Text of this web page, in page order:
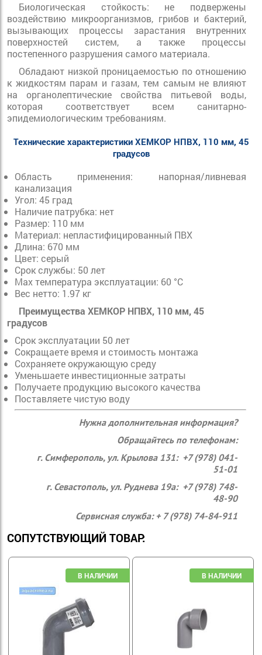
Биологическая стойкость: не подвержены
воздействию микроорганизмов, грибов и бактерий,
вызывающих процессы зарастания внутренних
поверхностей систем, а также процессы
постепенного разрушения самого материала.
Обладают низкой проницаемостью по отношению
к жидкостям парам и газам, тем самым не влияют
на органолептические свойства питьевой воды,
которая соответствует всем санитарно-
эпидемиологическим требованиям.
Технические характеристики ХЕМКОР НПВХ, 110 мм, 45
градусов
Область применения: напорная/ливневая
канализация
Угол: 45 град
Наличие патрубка: нет
Размер: 110 мм
Материал: непластифицированный ПВХ
Длина: 670 мм
Цвет: серый
Срок службы: 50 лет
Max температура эксплуатации: 60 °С
Вес нетто: 1.97 кг
Преимущества ХЕМКОР НПВХ, 110 мм, 45
градусов
Срок эксплуатации 50 лет
Сокращаете время и стоимость монтажа
Сохраняете окружающую среду
Уменьшаете инвестиционные затраты
Получаете продукцию высокого качества
Поставляете чистую воду
Нужна дополнительная информация?
Обращайтесь по телефонам:
г. Симферополь, ул. Крылова 131: +7 (978) 041-
51-01
г. Севастополь, ул. Руднева 19а: +7 (978) 748-
48-90
Сервисная служба: + 7 (978) 74-84-911
СОПУТСТВУЮЩИЙ ТОВАР: